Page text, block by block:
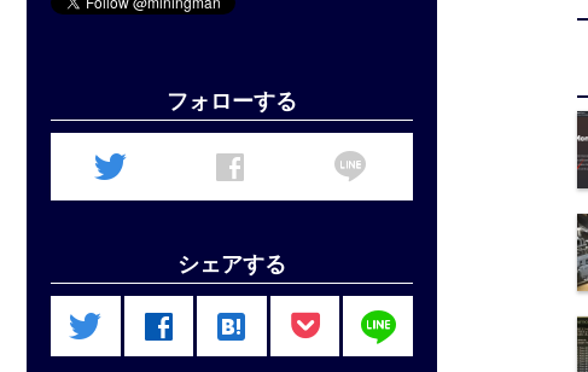
フォローする
twitter facebook line
シェアする
twitter facebook hatenabookmark line